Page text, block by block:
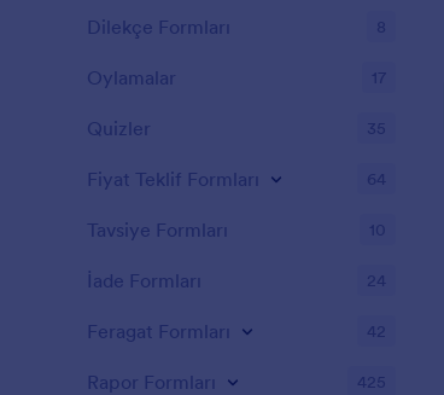
Dilekçe Formları 8
Oylamalar 17
Quizler 35
Fiyat Teklif Formları 64
Tavsiye Formları 10
İade Formları 24
Feragat Formları 42
Rapor Formları 425